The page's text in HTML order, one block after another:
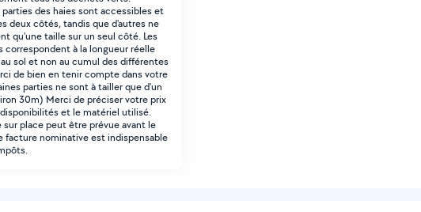
des haies sont accessibles et
deux côtés, tandis que d'autres ne
qu'une taille sur un seul côté. Les
correspondent à la longueur réelle
sol et non au cumul des différentes
de bien en tenir compte dans votre
parties ne sont à tailler que d'un
30m) Merci de préciser votre prix
et le matériel utilisé.
sur place peut être prévue avant le
facture nominative est indispensable